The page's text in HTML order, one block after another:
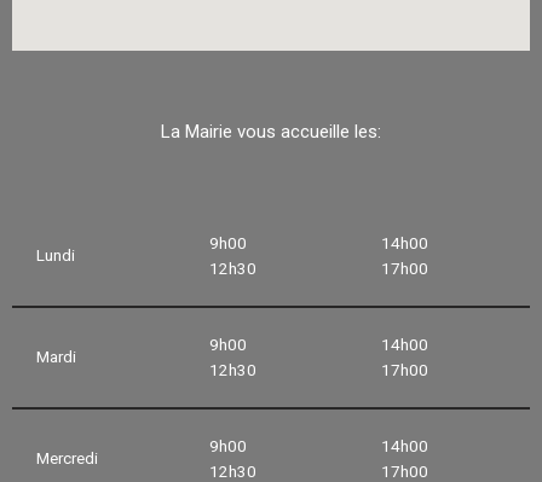
La Mairie vous accueille les:
Lundi
9h00
12h30
14h00
17h00
Mardi
9h00
12h30
14h00
17h00
Mercredi
9h00
12h30
14h00
17h00